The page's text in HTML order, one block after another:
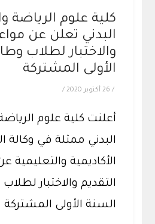
كلية علوم الرياضة
البدني تعلن عن
والاختبار لطلاب
الأولى المشتركة
/ 26 أكتوبر 2020 /
أعلنت كلية علوم
البدني ممثلة في وكالة
الأكاديمية والتعليمية
التقديم والاختبار
السنة الأولى المشتركة